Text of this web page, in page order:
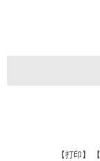
【打印 】 【